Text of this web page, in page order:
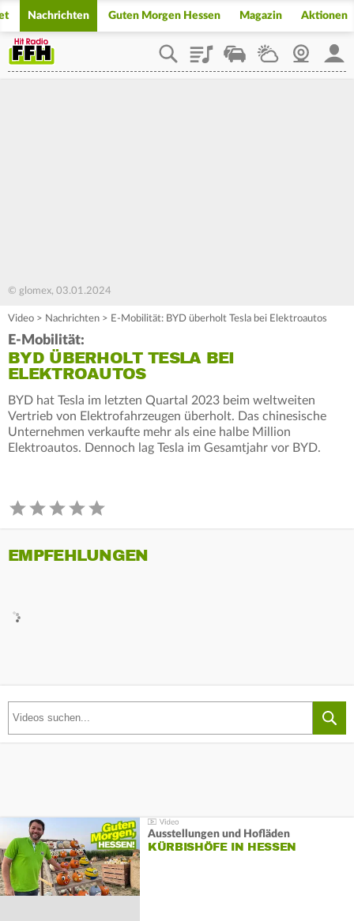
Nachrichten Guten Morgen Hessen Magazin Aktionen
PlaylistStaupilotWetterWebcam
© glomex, 03.01.2024
Video > Nachrichten > E-Mobilität: BYD überholt Tesla bei Elektroautos
E-Mobilität:
BYD ÜBERHOLT TESLA BEI
ELEKTROAUTOS
BYD hat Tesla im letzten Quartal 2023 beim weltweiten
Vertrieb von Elektrofahrzeugen überholt. Das chinesische
Unternehmen verkaufte mehr als eine halbe Million
Elektroautos. Dennoch lag Tesla im Gesamtjahr vor BYD.
EMPFEHLUNGEN
Ausstellungen und Hofläden
KÜRBISHÖFE IN HESSEN